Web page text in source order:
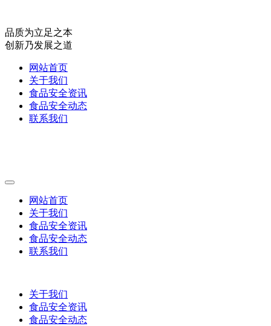
品质为立足之本
创新乃发展之道
网站首页
关于我们
食品安全资讯
食品安全动态
联系我们
网站首页
关于我们
食品安全资讯
食品安全动态
联系我们
关于我们
食品安全资讯
食品安全动态